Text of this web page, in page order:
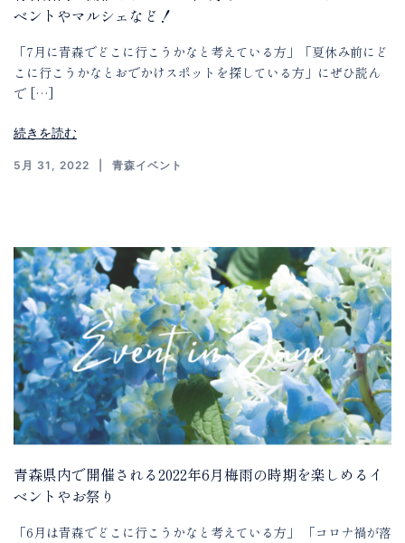
ベントやマルシェなど！
「7月に青森でどこに行こうかなと考えている方」「夏休み前にど
こに行こうかなとおでかけスポットを探している方」にぜひ読ん
で […]
続きを読む
5月 31, 2022 青森イベント
青森県内で開催される2022年6月梅雨の時期を楽しめるイ
ベントやお祭り
「6月は青森でどこに行こうかなと考えている方」 「コロナ禍が落